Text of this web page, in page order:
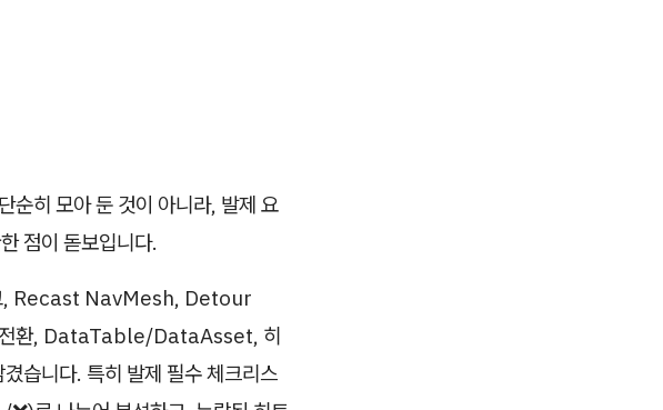
순히 모아 둔 것이 아니라, 발제 요
점이 돋보입니다.
고, Recast NavMesh, Detour
환, DataTable/DataAsset, 히
습니다. 특히 발제 필수 체크리스